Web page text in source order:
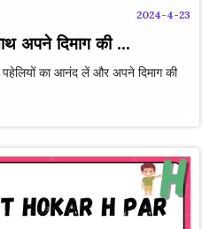
2024-4-23
अपने दिमाग की ...
का आनंद लें और अपने दिमाग की